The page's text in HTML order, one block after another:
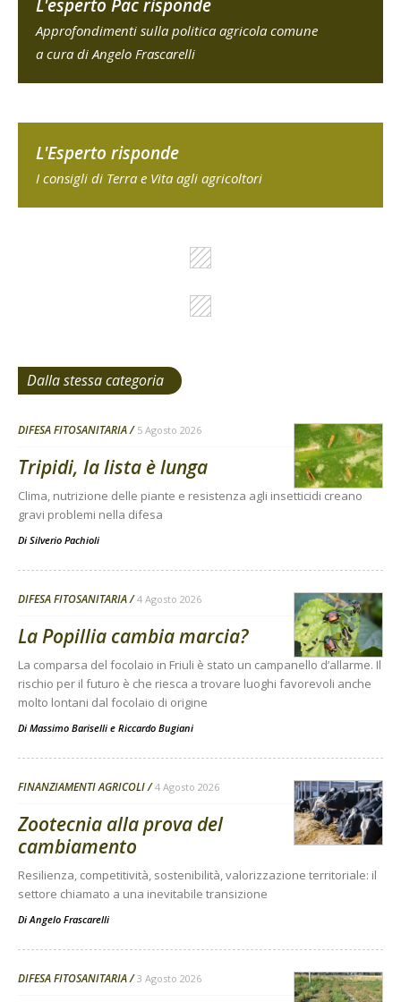
L'esperto Pac risponde
Approfondimenti sulla politica agricola comune
a cura di Angelo Frascarelli
L'Esperto risponde
I consigli di Terra e Vita agli agricoltori
Dalla stessa categoria
DIFESA FITOSANITARIA 5 Agosto 2026
Tripidi, la lista è lunga
Clima, nutrizione delle piante e resistenza agli insetticidi creano
gravi problemi nella difesa
Di Silverio Pachioli
DIFESA FITOSANITARIA 4 Agosto 2026
La Popillia cambia marcia?
La comparsa del focolaio in Friuli è stato un campanello d’allarme. Il
rischio per il futuro è che riesca a trovare luoghi favorevoli anche
molto lontani dal focolaio di origine
Di Massimo Bariselli e Riccardo Bugiani
FINANZIAMENTI AGRICOLI 4 Agosto 2026
Zootecnia alla prova del
cambiamento
Resilienza, competitività, sostenibilità, valorizzazione territoriale: il
settore chiamato a una inevitabile transizione
DiAngelo Frascarelli
DIFESA FITOSANITARIA 3 Agosto 2026